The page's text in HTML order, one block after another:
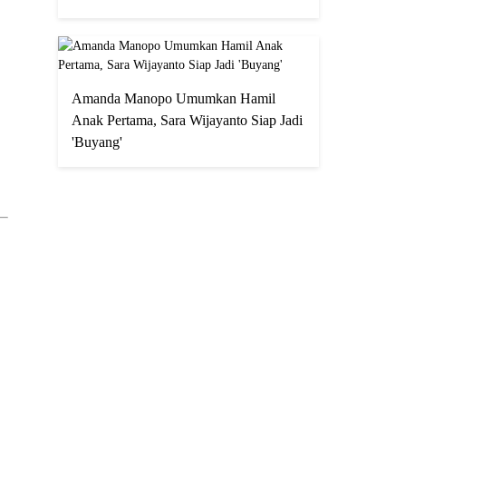
Amanda Manopo Umumkan Hamil
Anak Pertama, Sara Wijayanto Siap Jadi
'Buyang'